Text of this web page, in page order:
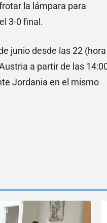
la lámpara para
3-0 final.
junio desde las 22 (hora
a partir de las
Jordania en el mismo